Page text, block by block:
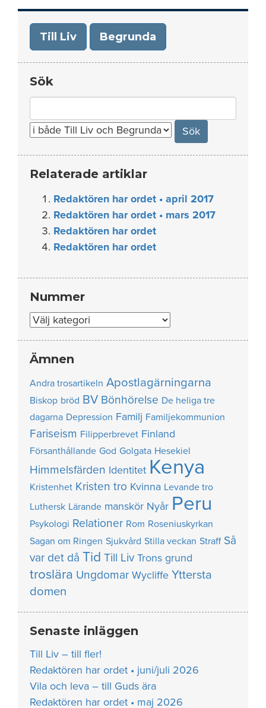
Till Liv Begrunda
Sök
for:
Relaterade artiklar
Redaktören har ordet • april 2017
Redaktören har ordet • mars 2017
Redaktören har ordet
Redaktören har ordet
Nummer
Nummer
Ämnen
Andra trosartikeln Apostlagärningarna
Biskop bröd BV Bönhörelse De heliga tre
dagarna Depression Familj Familjekommunion
Fariseism Filipperbrevet Finland
Försanthållande God Golgata Hesekiel
Himmelsfärden Identitet Kenya
Kristenhet Kristen tro Kvinna Levande tro
Luthersk Lärande manskör Nyår Peru
Psykologi Relationer Rom Roseniuskyrkan
Sagan om Ringen Sjukvård Stilla veckan Straff Så
var det då Tid Till Liv Trons grund
troslära Ungdomar Wycliffe Yttersta
domen
Senaste inläggen
Till Liv – till fler!
Redaktören har ordet • juni/juli 2026
Vila och leva – till Guds ära
Redaktören har ordet • maj 2026